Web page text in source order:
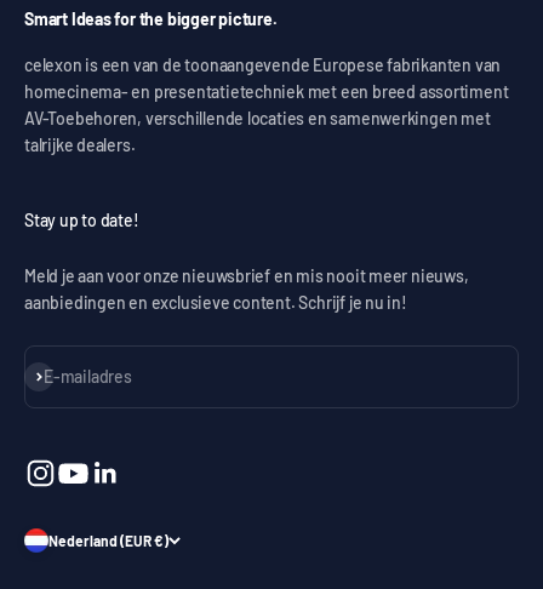
Smart Ideas for the bigger picture.
celexon is een van de toonaangevende Europese fabrikanten van
homecinema- en presentatietechniek met een breed assortiment
AV-Toebehoren, verschillende locaties en samenwerkingen met
talrijke dealers.
Stay up to date!
Meld je aan voor onze nieuwsbrief en mis nooit meer nieuws,
aanbiedingen en exclusieve content. Schrijf je nu in!
E-mailadres
Abonneren
Nederland (EUR €)